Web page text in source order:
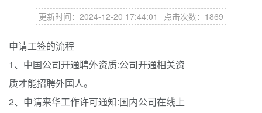
更新时间：2024-12-20 17:44:01 点击次数：1869
申请工签的流程
1、中国公司开通聘外资质:公司开通相关资
质才能招聘外国人。
2、申请来华工作许可通知:国内公司在线上